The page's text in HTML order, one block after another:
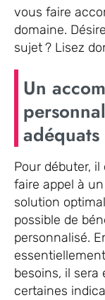
vous faire
domaine.
sujet ? Lisez
Un
adéquats
Pour débuter,
faire appel à un
solution
possible de
personnalisé.
besoins, il
certaines